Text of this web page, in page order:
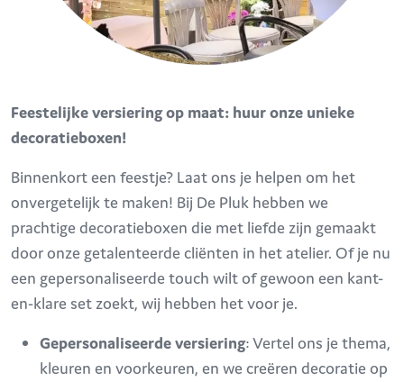
Feestelijke versiering op maat: huur onze unieke
decoratieboxen!
Binnenkort een feestje? Laat ons je helpen om het
onvergetelijk te maken! Bij De Pluk hebben we
prachtige decoratieboxen die met liefde zijn gemaakt
door onze getalenteerde cliënten in het atelier. Of je nu
een gepersonaliseerde touch wilt of gewoon een kant-
en-klare set zoekt, wij hebben het voor je.
Gepersonaliseerde versiering: Vertel ons je thema,
kleuren en voorkeuren, en we creëren decoratie op